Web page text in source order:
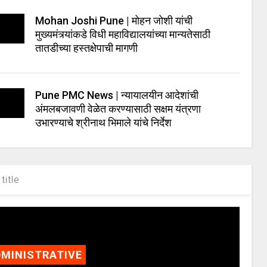
Mohan Joshi Pune | मोहन जोशी यांची
मुख्यमंत्र्यांकडे विधी महाविद्यालयांच्या मान्यतेसाठी
तातडीच्या हस्तक्षेपाची मागणी
Pune PMC News | न्यायालयीन आदेशांची
अंमलबजावणी वेळेत करण्यासाठी सक्षम यंत्रणा
उभारण्याचे श्रीनाथ भिमाले यांचे निर्देश